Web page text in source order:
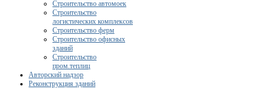
Строительство автомоек
Строительство
логистических комплексов
Строительство ферм
Строительство офисных
зданий
Строительство
пром.теплиц
Авторский надзор
Реконструкция зданий